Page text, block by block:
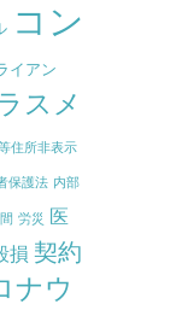
コン
イアン
スメ
住所非表示
保護法 内部
労災
医
損 契約
ナウ